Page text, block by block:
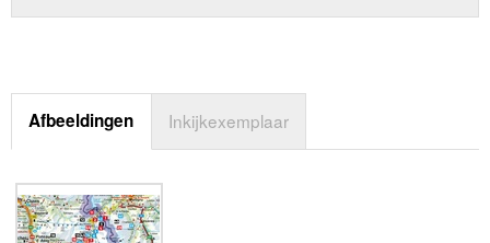
Afbeeldingen Inkijkexemplaar